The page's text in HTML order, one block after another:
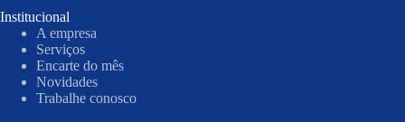
Institucional
A empresa
Serviços
Encarte do mês
Novidades
Trabalhe conosco